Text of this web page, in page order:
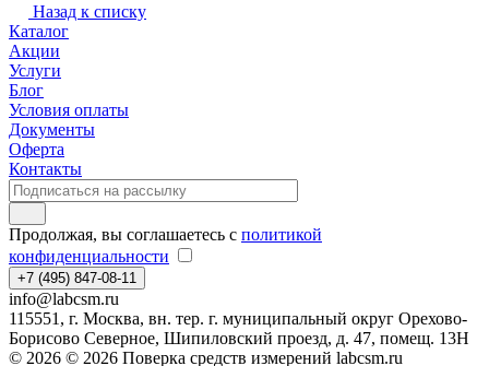
Назад к списку
Каталог
Акции
Услуги
Блог
Условия оплаты
Документы
Оферта
Контакты
Продолжая, вы соглашаетесь с политикой
конфиденциальности
+7 (495) 847-08-11
info@labcsm.ru
115551, г. Москва, вн. тер. г. муниципальный округ Орехово-
Борисово Северное, Шипиловский проезд, д. 47, помещ. 13Н
© 2026 © 2026 Поверка средств измерений labcsm.ru